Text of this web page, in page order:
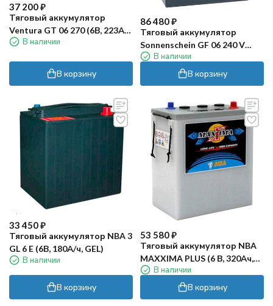
37 200₽
Тяговый аккумулятор
Ventura GT 06 270 (6В, 223Ач,
AGM)В наличии
В корзину
86 480₽
Тяговый аккумулятор
Sonnenschein GF 06 240 V
(240Ач, GEL)
В наличии
В корзину
33 450₽
Тяговый аккумулятор NBA 3
GL 6 E (6В, 180А/ч, GEL)
В наличии
В корзину
53 580₽
Тяговый аккумулятор NBA
MAXXIMA PLUS (6 В, 320Ач,
WET)В наличии
В корзину